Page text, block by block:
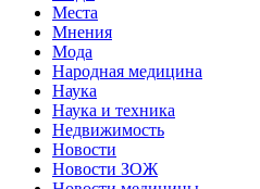
Места
Мнения
Мода
Народная медицина
Наука
Наука и техника
Недвижимость
Новости
Новости ЗОЖ